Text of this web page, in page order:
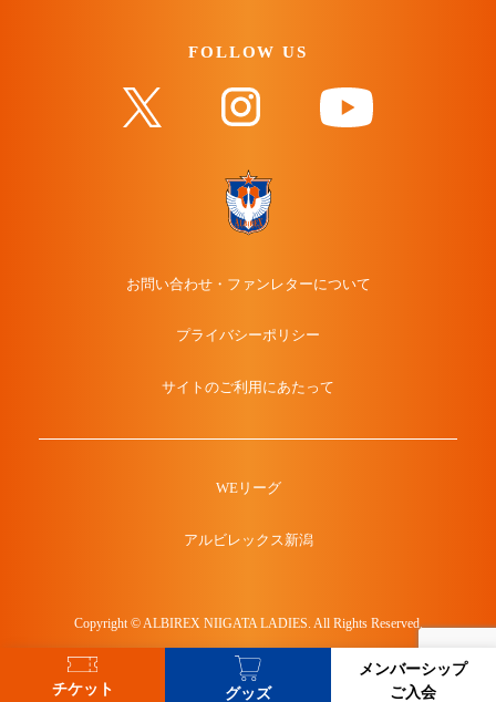
チケット グッズ
メンバーシップ
ご入会
FOLLOW US
お問い合わせ・ファンレターについて
プライバシーポリシー
サイトのご利用にあたって
WEリーグ
アルビレックス新潟
Copyright © ALBIREX NIIGATA LADIES. All Rights Reserved.